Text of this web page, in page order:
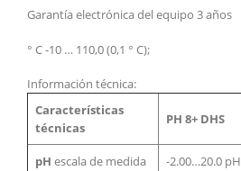
Garantía electrónica del equipo 3 años
° C -10 … 110,0 (0,1 ° C);
Información técnica:
Características
técnicas
PH 8+ DHS
pH escala de medida -2.00…20.0 pH